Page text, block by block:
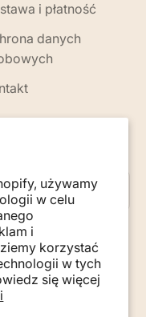
używamy
w celu
i
korzystać
w tych
się więcej
i płatność
danych
e-mail